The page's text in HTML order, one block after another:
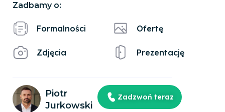
Zadbamy o:
Formalności
Zdjęcia
Ofertę
Prezentację
Piotr
Jurkowski
Zadzwoń teraz